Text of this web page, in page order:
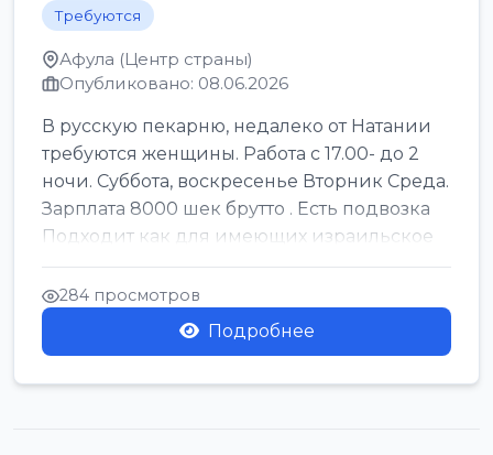
Требуются
Афула (Центр страны)
Опубликовано: 08.06.2026
В русскую пекарню, недалеко от Натании
требуются женщины. Работа с 17.00- до 2
ночи. Суббота, воскресенье Вторник Среда.
Зарплата 8000 шек брутто . Есть подвозка
Подходит как для имеющих израильское
г...
284 просмотров
Подробнее